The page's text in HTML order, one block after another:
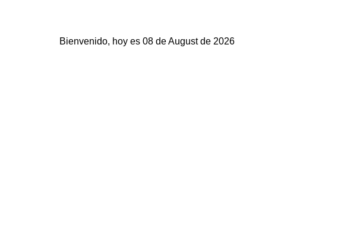
Bienvenido, hoy es 08 de August de 2026